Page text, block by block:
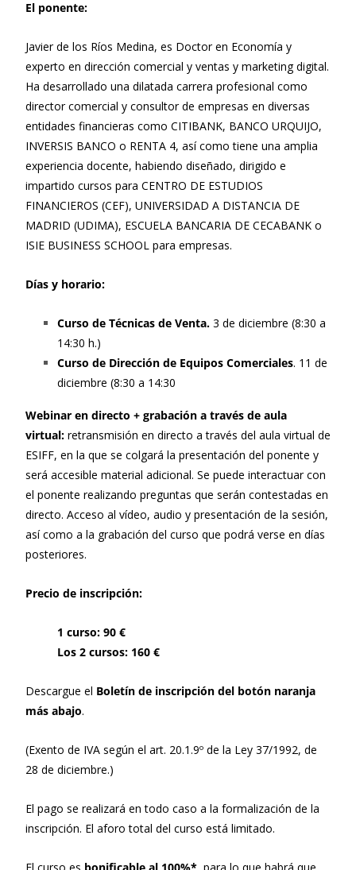
El ponente:
Javier de los Ríos Medina, es Doctor en Economía y
experto en dirección comercial y ventas y marketing digital.
Ha desarrollado una dilatada carrera profesional como
director comercial y consultor de empresas en diversas
entidades financieras como CITIBANK, BANCO URQUIJO,
INVERSIS BANCO o RENTA 4, así como tiene una amplia
experiencia docente, habiendo diseñado, dirigido e
impartido cursos para CENTRO DE ESTUDIOS
FINANCIEROS (CEF), UNIVERSIDAD A DISTANCIA DE
MADRID (UDIMA), ESCUELA BANCARIA DE CECABANK o
ISIE BUSINESS SCHOOL para empresas.
Días y horario:
Curso de Técnicas de Venta. 3 de diciembre (8:30 a
14:30 h.)
Curso de Dirección de Equipos Comerciales. 11 de
diciembre (8:30 a 14:30
Webinar en directo + grabación a través de aula
virtual: retransmisión en directo a través del aula virtual de
ESIFF, en la que se colgará la presentación del ponente y
será accesible material adicional. Se puede interactuar con
el ponente realizando preguntas que serán contestadas en
directo. Acceso al vídeo, audio y presentación de la sesión,
así como a la grabación del curso que podrá verse en días
posteriores.
Precio de inscripción:
1 curso: 90 €
Los 2 cursos: 160 €
Descargue el Boletín de inscripción del botón naranja
más abajo.
(Exento de IVA según el art. 20.1.9º de la Ley 37/1992, de
28 de diciembre.)
El pago se realizará en todo caso a la formalización de la
inscripción. El aforo total del curso está limitado.